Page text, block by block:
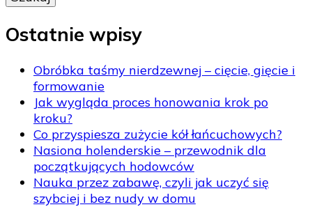
Ostatnie wpisy
Obróbka taśmy nierdzewnej – cięcie, gięcie i
formowanie
Jak wygląda proces honowania krok po
kroku?
Co przyspiesza zużycie kół łańcuchowych?
Nasiona holenderskie – przewodnik dla
początkujących hodowców
Nauka przez zabawę, czyli jak uczyć się
szybciej i bez nudy w domu